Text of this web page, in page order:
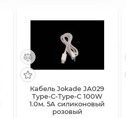
Кабель Jokade JA029
Type-C-Type-C 100W
1.0м. 5A силиконовый
розовый